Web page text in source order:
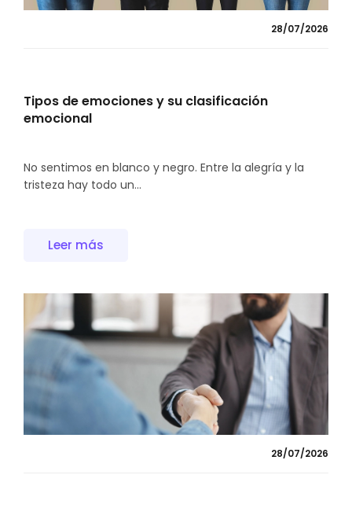
28/07/2026
Tipos de emociones y su clasificación
emocional
No sentimos en blanco y negro. Entre la alegría y la
tristeza hay todo un...
Leer más
28/07/2026